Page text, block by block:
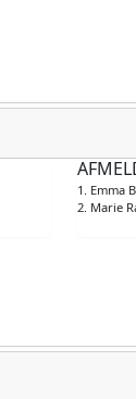
1. Emma
2. Marie